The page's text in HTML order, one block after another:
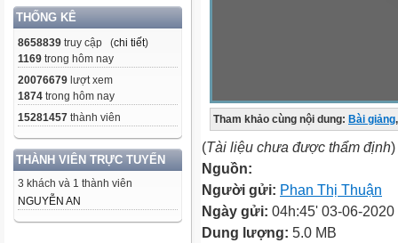
THỐNG KÊ
8658839 truy cập (chi tiết)
1169 trong hôm nay
20076679 lượt xem
1874 trong hôm nay
15281457 thành viên
THÀNH VIÊN TRỰC TUYẾN
3 khách và 1 thành viên
NGUYỄN AN
Tham khảo cùng nội dung: Bài giảng,
(Tài liệu chưa được thẩm định)
Nguồn:
Người gửi: Phan Thị Thuận
Ngày gửi: 04h:45' 03-06-2020
Dung lượng: 5.0 MB